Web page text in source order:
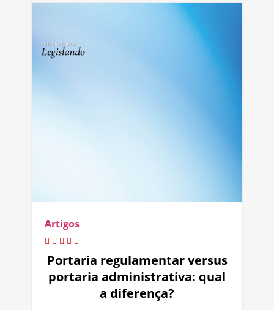
Artigos
Portaria regulamentar versus
portaria administrativa: qual
a diferença?